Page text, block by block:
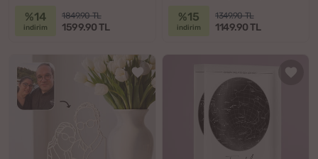
%14
indirim
1849.90 TL
1599.90 TL
%15
indirim
1349.90 TL
1149.90 TL